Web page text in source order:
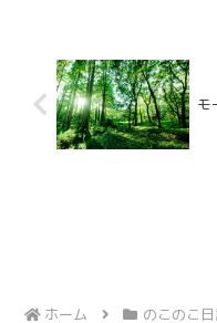
モ
ホーム のこのこ